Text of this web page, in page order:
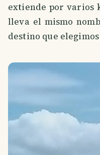
extiende por varios
lleva el mismo
destino que